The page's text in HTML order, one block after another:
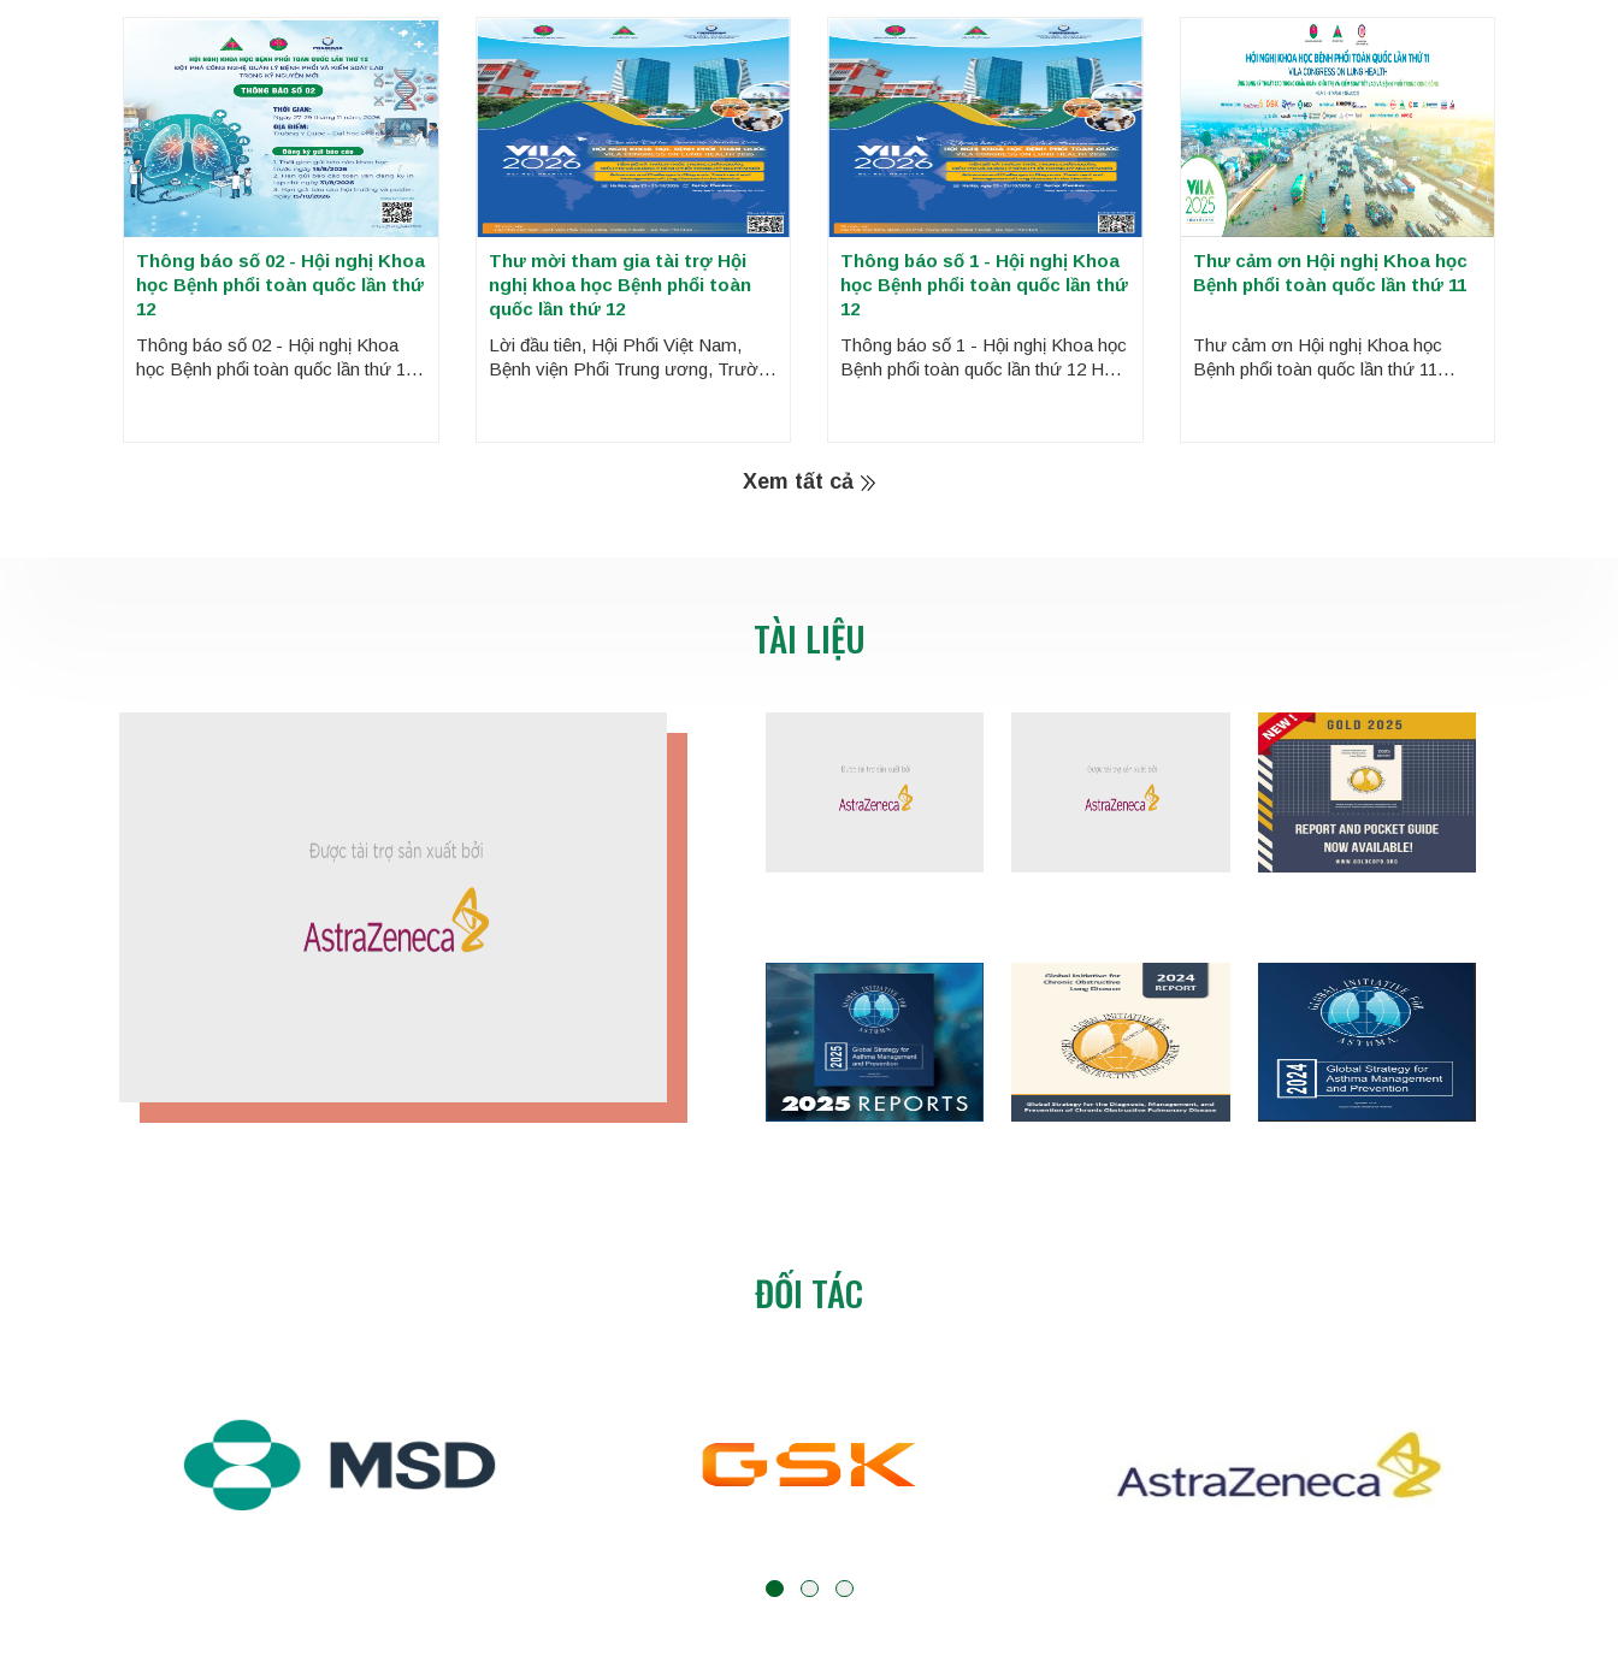
Thông báo số 02 - Hội nghị Khoa
học Bệnh phổi toàn quốc lần thứ
12
Thông báo số 02 - Hội nghị Khoa
học Bệnh phổi toàn quốc lần thứ 12,
Thư mời tham gia tài trợ Hội
nghị khoa học Bệnh phổi toàn
quốc lần thứ 12
Lời đầu tiên, Hội Phổi Việt Nam,
Bệnh viện Phổi Trung ương, Trường
Thông báo số 1 - Hội nghị Khoa
học Bệnh phổi toàn quốc lần thứ
12
Thông báo số 1 - Hội nghị Khoa học
Bệnh phổi toàn quốc lần thứ 12 Hội
phổi toàn quốc lần thứ 12 (VILA
Thư cảm ơn Hội nghị Khoa học
Bệnh phổi toàn quốc lần thứ 11
Thư cảm ơn Hội nghị Khoa học
Bệnh phổi toàn quốc lần thứ 11
Xem tất cả
TÀI LIỆU
ĐỐI TÁC